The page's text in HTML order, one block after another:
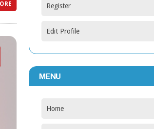
Register
Edit Profile
MENU
Home